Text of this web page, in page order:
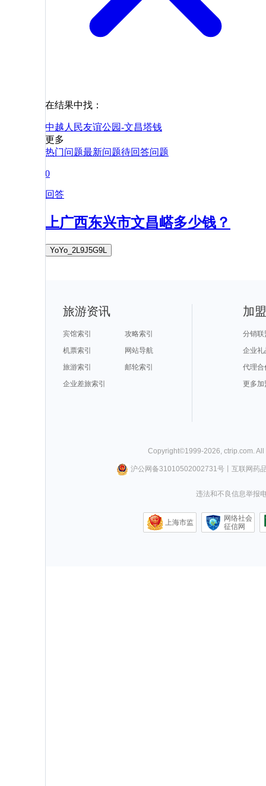
在结果中找：
中越人民友谊公园-文昌塔钱
更多
热门问题最新问题待回答问题
0
回答
上广西东兴市文昌㟷多少钱？
YoYo_2L9J5G9L
旅游资讯
宾馆索引
攻略索引
机票索引
网站导航
旅游索引
邮轮索引
企业差旅索引
加
分销联
企业礼
代理合
更多加
Copyright©1999-2026 ctrip.com .
沪公网备31010502002731号丨 互联网药
违法和不良信息举报
上海市监
网络社会
征信网